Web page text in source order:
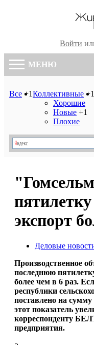
Войти
МЕНЮ
Все +1Коллективные +1
Хорошие
Новые +1
Плохие
экспорт
Деловые
Производственное
последнюю
более чем в 6 раз.
республики
поставлено на
этот показатель
корреспонденту
предприятия.